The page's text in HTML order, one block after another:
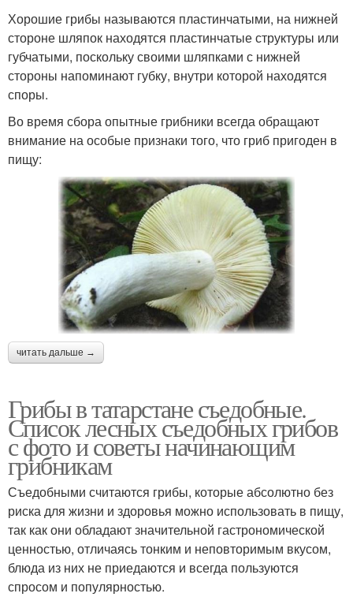
Хорошие грибы называются пластинчатыми, на нижней
стороне шляпок находятся пластинчатые структуры или
губчатыми, поскольку своими шляпками с нижней
стороны напоминают губку, внутри которой находятся
споры.
Во время сбора опытные грибники всегда обращают
внимание на особые признаки того, что гриб пригоден в
пищу:
читать дальше →
Грибы в татарстане съедобные.
Список лесных съедобных грибов
с фото и советы начинающим
грибникам
Съедобными считаются грибы, которые абсолютно без
риска для жизни и здоровья можно использовать в пищу,
так как они обладают значительной гастрономической
ценностью, отличаясь тонким и неповторимым вкусом,
блюда из них не приедаются и всегда пользуются
спросом и популярностью.